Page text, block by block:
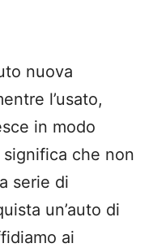
nuova
l’usato,
in modo
che non
serie di
un’auto di
ai